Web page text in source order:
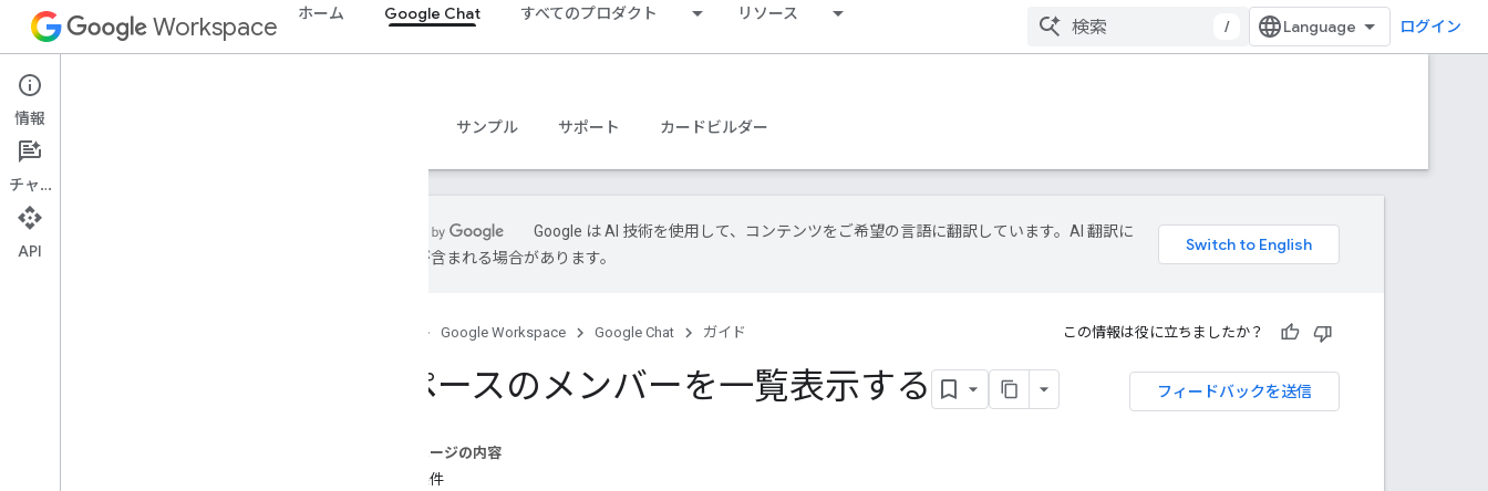
Workspace ホーム Google Chat すべてのプロダクト リソース
/ ログイン
Google Chat
概要 サンプル サポート カードビルダー
Google は AI 技術を使用して、コンテンツをご希望の言語に翻訳しています。AI 翻訳に
は誤りが含まれる場合があります。
Google Workspace Google Chat ガイド この情報は役に立ちましたか？
フィードバックを送信
スペースのメンバーを一覧表示する
このページの内容
前提条件
情報
チャット
API